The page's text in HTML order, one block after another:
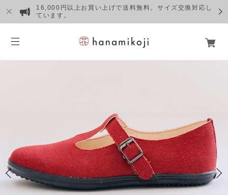
16,000円以上お買い上げで送料無料。サイズ交換対応し
ています。